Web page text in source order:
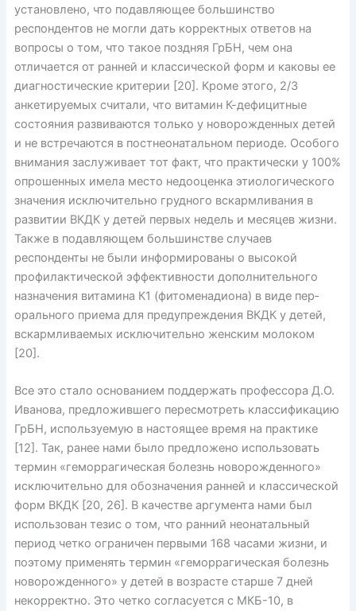
установлено, что подавляющее большинство
респондентов не могли дать корректных ответов на
вопросы о том, что такое поздняя ГрБН, чем она
отличается от ранней и классической форм и каковы ее
диа­гностические критерии [20]. Кроме этого, 2/3
анкетируемых считали, что витамин К-дефицитные
состояния развиваются только у новорожденных детей
и не встречаются в постнеонатальном периоде. Особого
внимания заслуживает тот факт, что практически у 100%
опрошенных имела место недооценка этиологического
значения исключительно грудного вскармливания в
развитии ВКДК у детей первых недель и месяцев жизни.
Также в подавляющем большинстве случаев
респонденты не были информированы о высокой
профилактической эффективности дополнительного
назначения витамина К1 (фитоменадиона) в виде пер­
орального приема для предупреждения ВКДК у детей,
вскармливаемых исключительно женским молоком
[20].
Все это стало основанием поддержать профессора Д.О.
Иванова, предложившего пересмотреть классификацию
ГрБН, используемую в настоящее время на практике
[12]. Так, ранее нами было предложено использовать
термин «геморрагическая болезнь новорожденного»
исключительно для обозначения ранней и классической
форм ВКДК [20, 26]. В качестве аргумента нами был
использован тезис о том, что ранний неонатальный
период четко ограничен первыми 168 часами жизни, и
поэтому применять термин «геморрагическая болезнь
новорожденного» у детей в возрасте старше 7 дней
некорректно. Это четко согласуется с МКБ-10, в